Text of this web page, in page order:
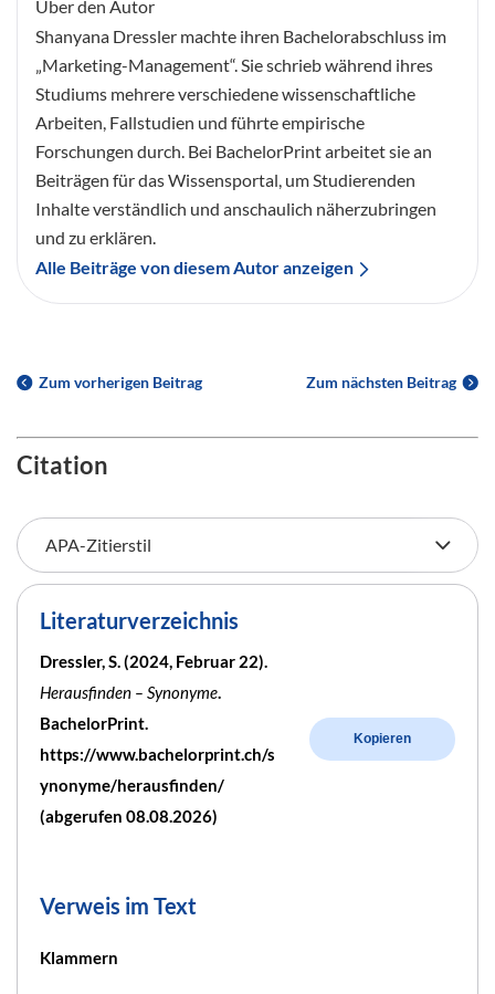
Über den Autor
Shanyana Dressler machte ihren Bachelorabschluss im
„Marketing-Management“. Sie schrieb während ihres
Studiums mehrere verschiedene wissenschaftliche
Arbeiten, Fallstudien und führte empirische
Forschungen durch. Bei BachelorPrint arbeitet sie an
Beiträgen für das Wissensportal, um Studierenden
Inhalte verständlich und anschaulich näherzubringen
und zu erklären.
Alle Beiträge von diesem Autor anzeigen
Zum vorherigen Beitrag Zum nächsten Beitrag
Citation
Literaturverzeichnis
Dressler, S. (2024, Februar 22).
Herausfinden – Synonyme.
BachelorPrint.
https://www.bachelorprint.ch/s
ynonyme/herausfinden/
(abgerufen 08.08.2026)
Kopieren
Verweis im Text
Klammern